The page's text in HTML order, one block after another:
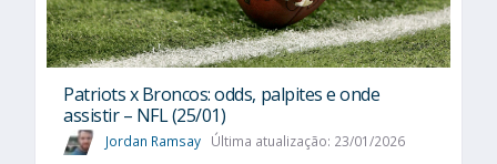
Patriots x Broncos: odds, palpites e onde
assistir – NFL (25/01)
Jordan Ramsay Última atualização: 23/01/2026